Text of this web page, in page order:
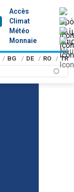
Accès
Climat
Météo
Monnaie
BG DE RO TR